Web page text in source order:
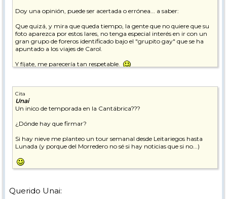
Doy una opinión, puede ser acertada o errónea... a saber:
Que quizá, y mira que queda tiempo, la gente que no quiere que su
foto aparezca por estos lares, no tenga especial interés en ir con un
gran grupo de foreros identificado bajo el "grupito gay" que se ha
apuntado a los viajes de Carol.
Y fíjate, me parecería tan respetable.
mi parte, que no sé si voy a cobrar este mes que estoy currando o voy
a entrar en ERE (pero que tiene pinta de eso o esotro), es más el no
saber qué cojines será de mí en enero de 2013.
Cita
Unai
Un inico de temporada en la Cantábrica???
¿Dónde hay que firmar?
Si hay nieve me planteo un tour semanal desde Leitariegos hasta
Lunada (y porque del Morredero no sé si hay noticias que si no...)
Querido Unai: